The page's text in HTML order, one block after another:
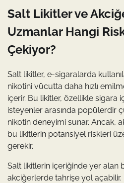
Salt Likitler ve
Uzmanlar Hangi
Çekiyor?
Salt likitler, e-sigaralarda
nikotini vücutta daha hızlı
içerir. Bu likitler, özellikle sigara
isteyenler arasında popülerdir
nikotin deneyimi sunar. Ancak,
bu likitlerin potansiyel riskleri
gerekir.
Salt likitlerin içeriğinde yer alan
akciğerlerde tahrişe yol açabilir.